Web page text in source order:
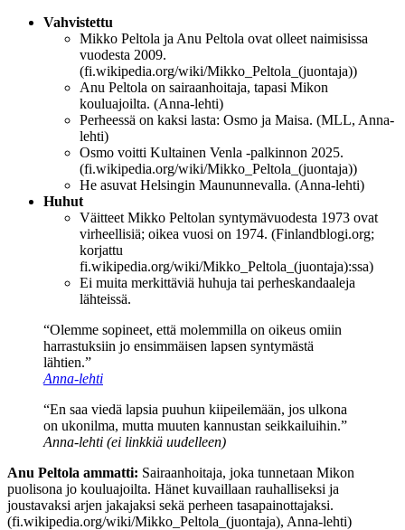
Vahvistettu
Mikko Peltola ja Anu Peltola ovat olleet naimisissa
vuodesta 2009.
(fi.wikipedia.org/wiki/Mikko_Peltola_(juontaja))
Anu Peltola on sairaanhoitaja, tapasi Mikon
kouluajoilta. (Anna-lehti)
Perheessä on kaksi lasta: Osmo ja Maisa. (MLL, Anna-
lehti)
Osmo voitti Kultainen Venla -palkinnon 2025.
(fi.wikipedia.org/wiki/Mikko_Peltola_(juontaja))
He asuvat Helsingin Maununnevalla. (Anna-lehti)
Huhut
Väitteet Mikko Peltolan syntymävuodesta 1973 ovat
virheellisiä; oikea vuosi on 1974. (Finlandblogi.org;
korjattu
fi.wikipedia.org/wiki/Mikko_Peltola_(juontaja):ssa)
Ei muita merkittäviä huhuja tai perheskandaaleja
lähteissä.
“Olemme sopineet, että molemmilla on oikeus omiin
harrastuksiin jo ensimmäisen lapsen syntymästä
lähtien.”
Anna-lehti
“En saa viedä lapsia puuhun kiipeilemään, jos ulkona
on ukonilma, mutta muuten kannustan seikkailuihin.”
Anna-lehti (ei linkkiä uudelleen)
Anu Peltola ammatti: Sairaanhoitaja, joka tunnetaan Mikon
puolisona jo kouluajoilta. Hänet kuvaillaan rauhalliseksi ja
joustavaksi arjen jakajaksi sekä perheen tasapainottajaksi.
(fi.wikipedia.org/wiki/Mikko_Peltola_(juontaja), Anna-lehti)